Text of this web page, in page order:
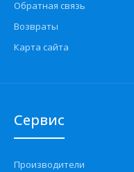
Обратная связь
Возвраты
Карта сайта
Сервис
Производители